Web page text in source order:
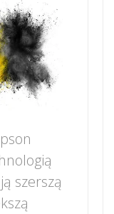
szerszą